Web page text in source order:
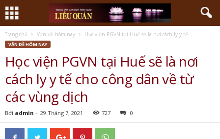
Trang chủ Vấn đề hôm nay Học viện PGVN tại Huế sẽ là nơi cách ly y tế...
VẤN ĐỀ HÔM NAY
Học viện PGVN tại Huế sẽ là nơi
cách ly y tế cho công dân về từ
các vùng dịch
Bởi admin - 29 Tháng 7, 2021 727 0